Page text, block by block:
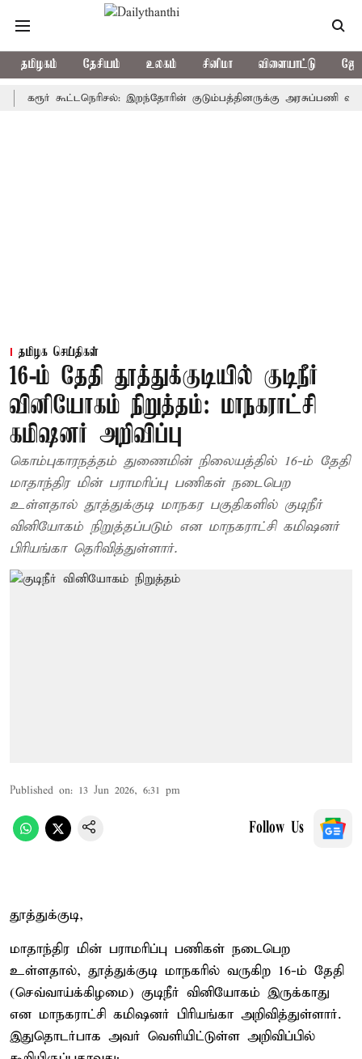
தமிழகம் தேசியம் உலகம் சினிமா விளையாட்டு
கூட்டநெரிசல்: இறந்தோரின் குடும்பத்தினருக்கு அரசுப்பணி வழக்கு;
தமிழக செய்திகள்
16-ம் தேதி தூத்துக்குடியில் குடிநீர்
வினியோகம் நிறுத்தம்: மாநகராட்சி
கமிஷனர் அறிவிப்பு
கொம்புகாரநத்தம் துணைமின் நிலையத்தில் 16-ம் தேதி
மாதாந்திர மின் பராமரிப்பு பணிகள் நடைபெற
உள்ளதால் தூத்துக்குடி மாநகர பகுதிகளில் குடிநீர்
வினியோகம் நிறுத்தப்படும் என மாநகராட்சி கமிஷனர்
பிரியங்கா தெரிவித்துள்ளார்.
Published on: 13 Jun 2026, 6:31 pm
Follow Us
தூத்துக்குடி,
மாதாந்திர மின் பராமரிப்பு பணிகள் நடைபெற
உள்ளதால், தூத்துக்குடி மாநகரில் வருகிற 16-ம் தேதி
(செவ்வாய்க்கிழமை) குடிநீர் வினியோகம் இருக்காது
என மாநகராட்சி கமிஷனர் பிரியங்கா அறிவித்துள்ளார்.
இதுதொடர்பாக அவர் வெளியிட்டுள்ள அறிவிப்பில்